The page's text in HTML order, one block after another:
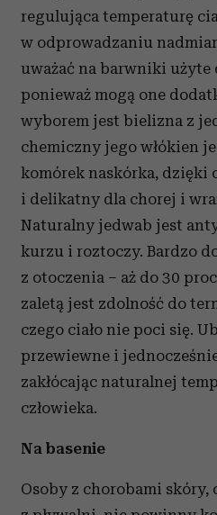
regulująca temperaturę
w odprowadzaniu
uważać na barwniki
ponieważ mogą one
wyborem jest bielizna z
chemiczny jego włókien
komórek naskórka, dzięki
i delikatny dla chorej i
Naturalny jedwab jest
kurzu i roztoczy. Bardzo
z otoczenia – aż do 30
zaletą jest zdolność do
czego ciało nie poci się.
przewiewne i
zakłócając naturalnej
człowieka.
Na basenie
Osoby z chorobami skóry,